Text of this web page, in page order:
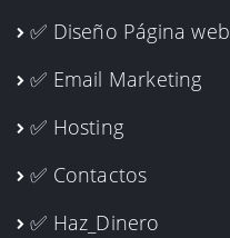
✅ Diseño Página web
✅ Email Marketing
✅ Hosting
✅ Contactos
✅ Haz_Dinero